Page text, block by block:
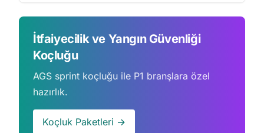
İtfaiyecilik ve Yangın Güvenliği
Koçluğu
AGS sprint koçluğu ile P1 branşlara özel
hazırlık.
Koçluk Paketleri →